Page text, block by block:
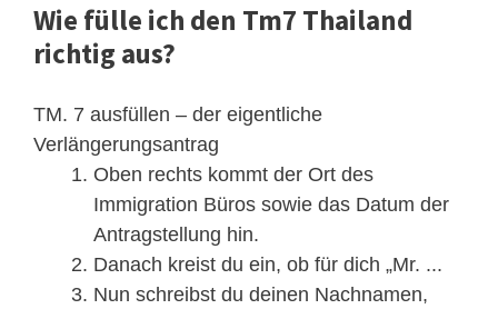
Wie fülle ich den Tm7 Thailand
richtig aus?
TM. 7 ausfüllen – der eigentliche
Verlängerungsantrag
Oben rechts kommt der Ort des
Immigration Büros sowie das Datum der
Antragstellung hin.
Danach kreist du ein, ob für dich „Mr. ...
Nun schreibst du deinen Nachnamen,